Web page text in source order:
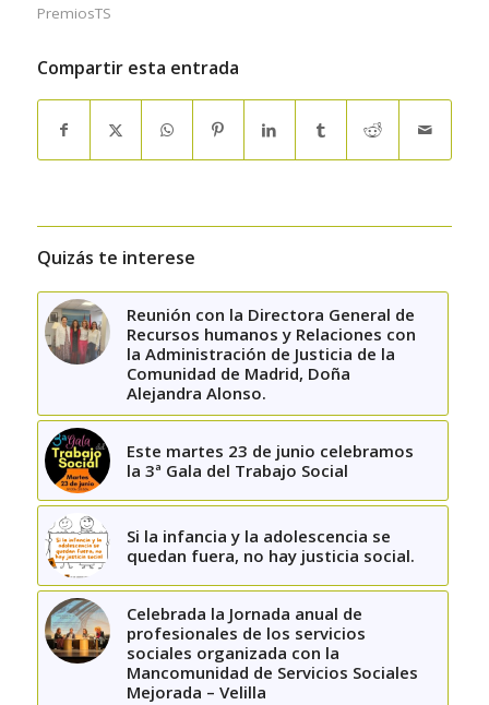
PremiosTS
Compartir esta entrada
Quizás te interese
Reunión con la Directora General de
Recursos humanos y Relaciones con
la Administración de Justicia de la
Comunidad de Madrid, Doña
Alejandra Alonso.
Este martes 23 de junio celebramos
la 3ª Gala del Trabajo Social
Si la infancia y la adolescencia se
quedan fuera, no hay justicia social.
Celebrada la Jornada anual de
profesionales de los servicios
sociales organizada con la
Mancomunidad de Servicios Sociales
Mejorada – Velilla